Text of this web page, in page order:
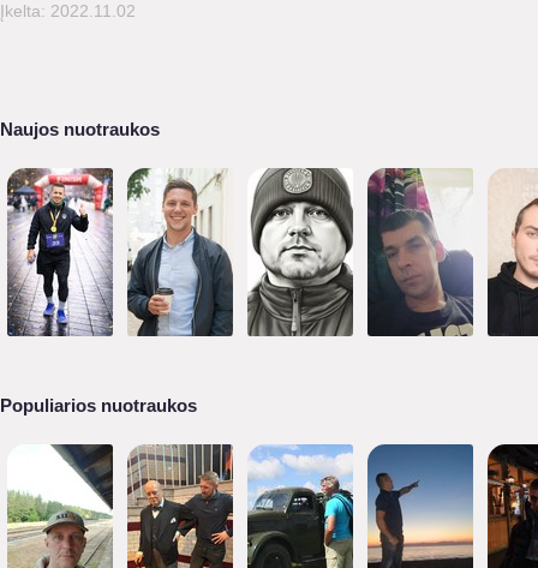
Įkelta: 2022.11.02
Naujos nuotraukos
Populiarios nuotraukos